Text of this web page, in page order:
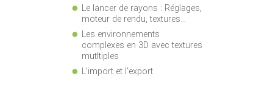
Le lancer de rayons : Réglages,
moteur de rendu, textures…
Les environnements
complexes en 3D avec textures
mutltiples
L’import et l’export